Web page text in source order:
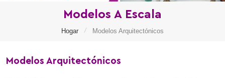
Modelos A Escala
Hogar / Modelos Arquitectónicos
Modelos Arquitectónicos